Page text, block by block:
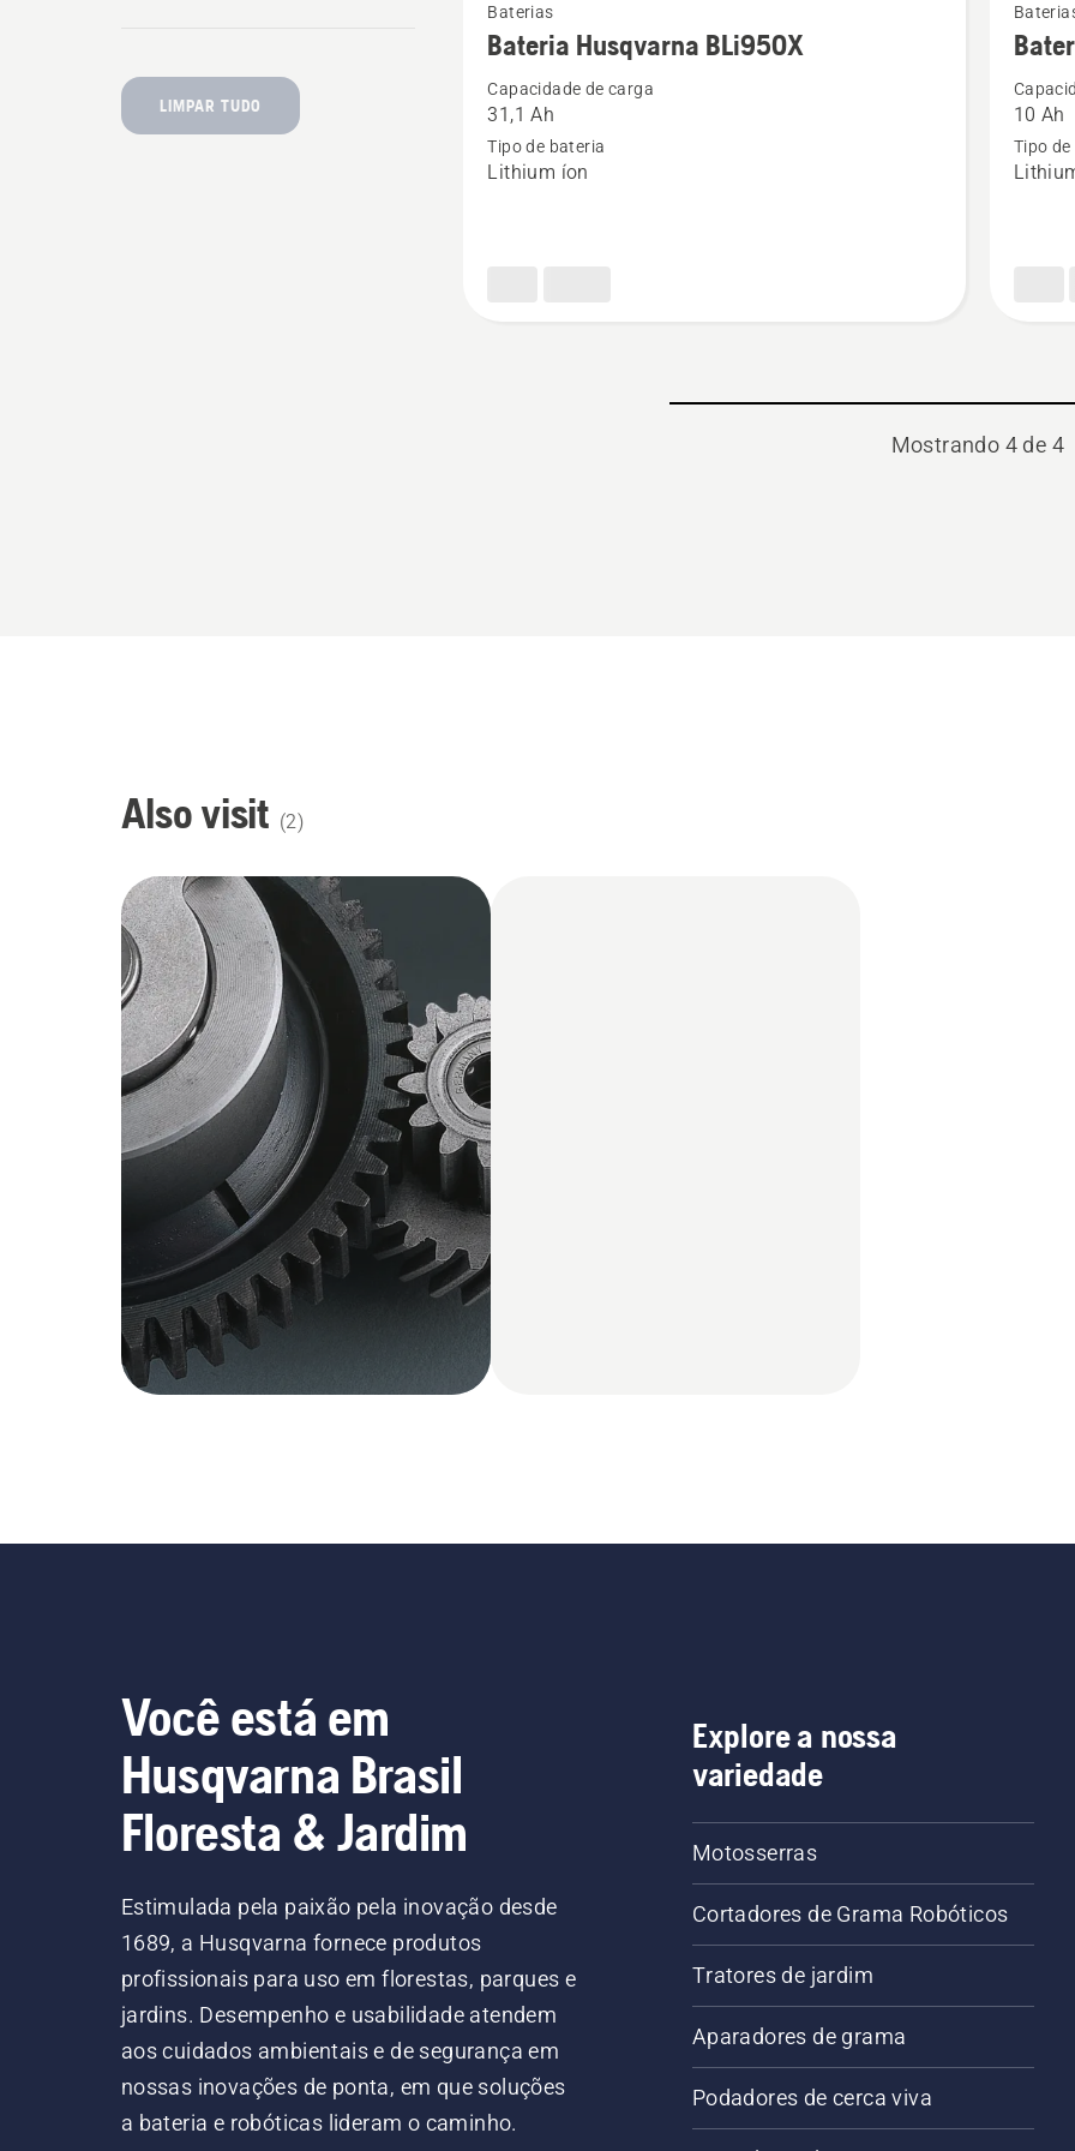
LIMPAR TUDO
more
details
about
Bateria
Husqvarna
Baterias
Bateria Husqvarna BLi950X
Capacidade de carga
31,1 Ah
Tipo de bateria
Lithium íon
more
details
about
10 Ah
Tipo
Mostrando 4 de 4
Also visit (2)
Você está em
Husqvarna Brasil
Floresta & Jardim
Estimulada pela paixão pela inovação desde
1689, a Husqvarna fornece produtos
profissionais para uso em florestas, parques e
jardins. Desempenho e usabilidade atendem
aos cuidados ambientais e de segurança em
nossas inovações de ponta, em que soluções
a bateria e robóticas lideram o caminho.
Explore a nossa
variedade
Motosserras
Cortadores de Grama Robóticos
Tratores de jardim
Aparadores de grama
Podadores de cerca viva